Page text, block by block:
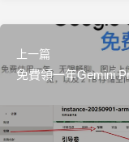
上一篇
免費領一年Gemini